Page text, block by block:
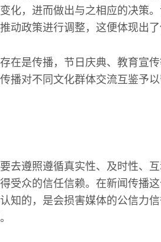
化，进而做出与之相应的决策
动政策进行调整，这便体现出了
在是传播，节日庆典、教育宣
播对不同文化群体交流互鉴予
去遵照遵循真实性、及时性、
受众的信任信赖。在新闻传播
知的，是会损害媒体的公信力